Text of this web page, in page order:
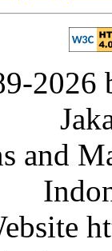
2026
and